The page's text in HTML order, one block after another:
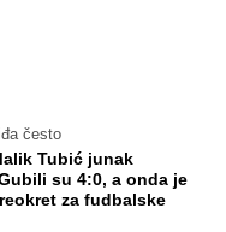
često
Tubić junak
su 4:0, a onda je
za fudbalske